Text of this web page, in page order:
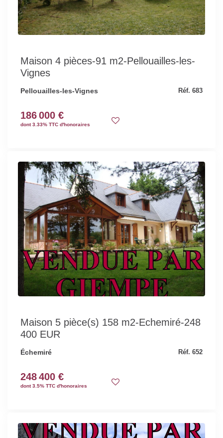
Maison 4 pièces-91 m2-Pellouailles-les-
Vignes
Pellouailles-les-Vignes Réf. 683
186 000 €
dont 3.33% TTC d'honoraires
Maison 5 pièce(s) 158 m2-Echemiré-248
400 EUR
Échemiré Réf. 652
248 400 €
dont 3.5% TTC d'honoraires